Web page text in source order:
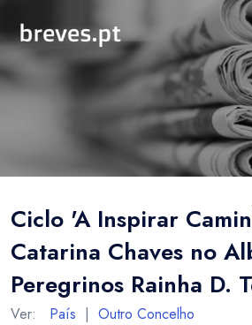
Notícias
Concelhos Vizinhos
Distrito
País
Sobre
Funcionalidades
As nossas Fontes
Perguntas Frequentes
Ciclo 'A Inspirar
Catarina Chaves no
Peregrinos Rainha D.
Ver: País | Outro Concelho